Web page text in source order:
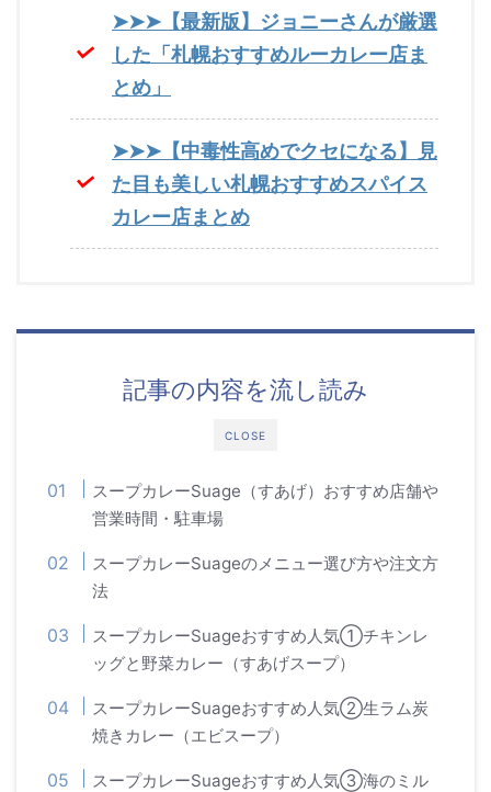
➤➤➤【最新版】ジョニーさんが厳選
した「札幌おすすめルーカレー店ま
とめ」
➤➤➤【中毒性高めでクセになる】見
た目も美しい札幌おすすめスパイス
カレー店まとめ
CLOSE
記事の内容を流し読み
スープカレーSuage（すあげ）おすすめ店舗や
営業時間・駐車場
スープカレーSuageのメニュー選び方や注文方
法
スープカレーSuageおすすめ人気①チキンレ
ッグと野菜カレー（すあげスープ）
スープカレーSuageおすすめ人気②生ラム炭
焼きカレー（エビスープ）
スープカレーSuageおすすめ人気③海のミル